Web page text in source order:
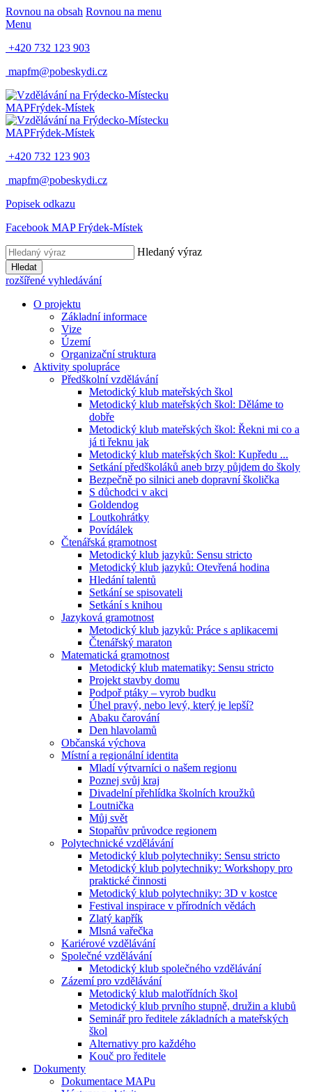
Rovnou na obsah Rovnou na menu
Menu
+420 732 123 903
mapfm@pobeskydi.cz
MAPFrýdek-Místek
MAPFrýdek-Místek
+420 732 123 903
mapfm@pobeskydi.cz
Popisek odkazu
Facebook MAP Frýdek-Místek
Hledaný výraz
Hledat
rozšířené vyhledávání
O projektu
Základní informace
Vize
Území
Organizační struktura
Aktivity spolupráce
Předškolní vzdělávání
Metodický klub mateřských škol
Metodický klub mateřských škol: Děláme to
dobře
Metodický klub mateřských škol: Řekni mi co a
já ti řeknu jak
Metodický klub mateřských škol: Kupředu ...
Setkání předškoláků aneb brzy půjdem do školy
Bezpečně po silnici aneb dopravní školička
S důchodci v akci
Goldendog
Loutkohrátky
Povídálek
Čtenářská gramotnost
Metodický klub jazyků: Sensu stricto
Metodický klub jazyků: Otevřená hodina
Hledání talentů
Setkání se spisovateli
Setkání s knihou
Jazyková gramotnost
Metodický klub jazyků: Práce s aplikacemi
Čtenářský maraton
Matematická gramotnost
Metodický klub matematiky: Sensu stricto
Projekt stavby domu
Podpoř ptáky – vyrob budku
Úhel pravý, nebo levý, který je lepší?
Abaku čarování
Den hlavolamů
Občanská výchova
Místní a regionální identita
Mladí výtvarníci o našem regionu
Poznej svůj kraj
Divadelní přehlídka školních kroužků
Loutnička
Můj svět
Stopařův průvodce regionem
Polytechnické vzdělávání
Metodický klub polytechniky: Sensu stricto
Metodický klub polytechniky: Workshopy pro
praktické činnosti
Metodický klub polytechniky: 3D v kostce
Festival inspirace v přírodních vědách
Zlatý kapřík
Mlsná vařečka
Kariérové vzdělávání
Společné vzdělávání
Metodický klub společného vzdělávání
Zázemí pro vzdělávání
Metodický klub malotřídních škol
Metodický klub prvního stupně, družin a klubů
Seminář pro ředitele základních a mateřských
škol
Alternativy pro každého
Kouč pro ředitele
Dokumenty
Dokumentace MAPu